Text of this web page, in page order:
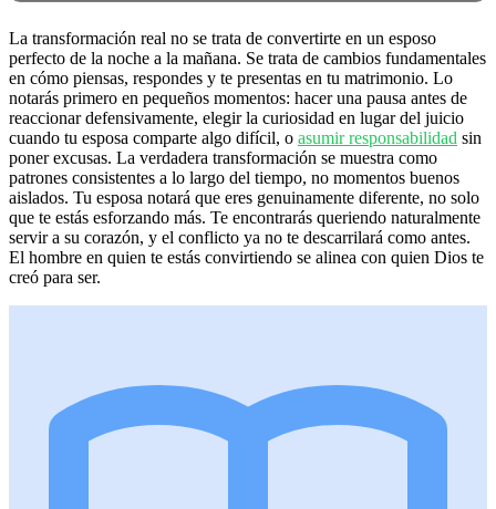
La transformación real no se trata de convertirte en un esposo
perfecto de la noche a la mañana. Se trata de cambios fundamentales
en cómo piensas, respondes y te presentas en tu matrimonio. Lo
notarás primero en pequeños momentos: hacer una pausa antes de
reaccionar defensivamente, elegir la curiosidad en lugar del juicio
cuando tu esposa comparte algo difícil, o asumir responsabilidad sin
poner excusas. La verdadera transformación se muestra como
patrones consistentes a lo largo del tiempo, no momentos buenos
aislados. Tu esposa notará que eres genuinamente diferente, no solo
que te estás esforzando más. Te encontrarás queriendo naturalmente
servir a su corazón, y el conflicto ya no te descarrilará como antes.
El hombre en quien te estás convirtiendo se alinea con quien Dios te
creó para ser.